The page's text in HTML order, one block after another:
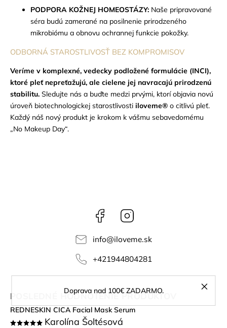
Doprava nad 100€ ZADARMO.
PODPORA KOŽNEJ HOMEOSTÁZY: Naše pripravované
séra budú zamerané na posilnenie prirodzeného
mikrobiómu a obnovu ochrannej funkcie pokožky.
ODBORNÁ STAROSTLIVOSŤ BEZ KOMPROMISOV
Veríme v komplexné, vedecky podložené formulácie (INCI),
ktoré pleť nepreťažujú, ale cielene jej navracajú prirodzenú
stabilitu. Sledujte nás a buďte medzi prvými, ktorí objavia novú
úroveň biotechnologickej starostlivosti iloveme® o citlivú pleť.
Každý náš nový produkt je krokom k vášmu sebavedomému
„No Makeup Day“.
Facebook
info@iloveme.sk
+421944804281
POSLEDNÉ HODNOTENIE PRODUKTOV
REDNESKIN CICA Facial Mask Serum
Karolína Šoltésová